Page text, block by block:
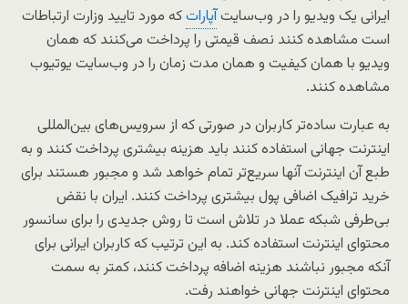
ایرانی یک ویدیو را در وب‌سایتآپاراتکه مورد تایید وزارت ارتباطات
است مشاهده کنند نصف قیمتی را پرداخت می‌کنند که همان
ویدیو با همان کیفیت و همان مدت زمان را در وب‌سایت یوتیوب
مشاهده کنند.
به عبارت ساده‌تر کاربران در صورتی که از سرویس‌های بین‌المللی
اینترنت جهانی استفاده کنند باید هزینه بیشتری پرداخت کنند و به
طبع آن اینترنت آنها سریع‌تر تمام خواهد شد و مجبور هستند برای
خرید ترافیک اضافی پول بیشتری پرداخت کنند. ایران با نقض
بی‌طرفی شبکه عملا در تلاش است تا روش جدیدی را برای سانسور
محتوای اینترنت استفاده کند. به این ترتیب که کاربران ایرانی برای
آنکه مجبور نباشند هزینه اضافه پرداخت کنند، کمتر به سمت
محتوای اینترنت جهانی خواهند رفت.